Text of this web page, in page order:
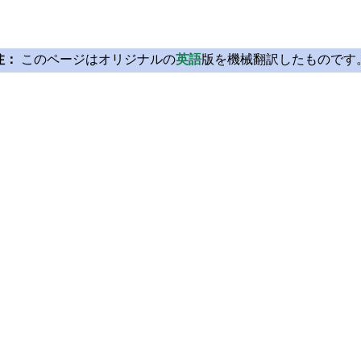
このページはオリジナルの英語版を機械翻訳したものです。